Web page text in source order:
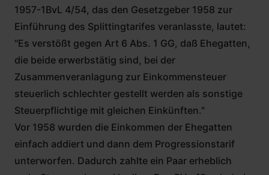
1957-1BvL 4/54, das den Gesetzgeber 1958 zur
Einführung des Splittingtarifes veranlasste, lautet:
"Es verstößt gegen Art 6 Abs. 1 GG, daß Ehegatten,
die beide erwerbstätig sind, bei der
Zusammenveranlagung zur Einkommensteuer
steuerlich schlechter gestellt werden als sonstige
Steuerpflichtige mit gleichen Einkünften."
Vor 1958 wurden die Einkommen der Ehegatten
einfach addiert und dann dem Progressionstarif
unterworfen. Dadurch zahlte ein Paar erheblich